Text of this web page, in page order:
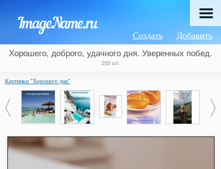
Добавить
Создать
Хорошего, доброго, удачного дня. Уверенных побед.
250 шт.
Картинки "Хорошего дня"